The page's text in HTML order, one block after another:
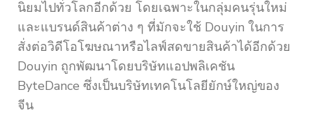
นิยมไปทั่วโลกอีกด้วย โดยเฉพาะในกลุ่มคนรุ่นใหม่
และแบรนด์สินค้าต่าง ๆ ที่มักจะใช้ Douyin ในการ
สั่งต่อวิดีโอโฆษณาหรือไลฟ์สดขายสินค้าได้อีกด้วย
Douyin ถูกพัฒนาโดยบริษัทแอปพลิเคชัน
ByteDance ซึ่งเป็นบริษัทเทคโนโลยียักษ์ใหญ่ของ
จีน